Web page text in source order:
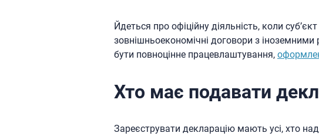
Йдеться про офіційну діяльність, коли
зовнішньоекономічні договори з
бути повноцінне працевлаштування,
Хто має подавати
Зареєструвати декларацію мають усі, хто